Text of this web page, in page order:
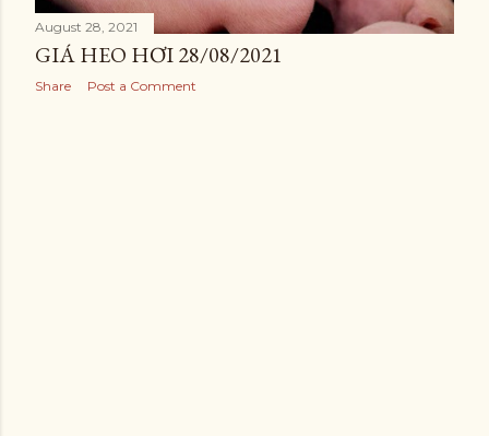
August 28, 2021
GIÁ HEO HƠI 28/08/2021
Share Post a Comment